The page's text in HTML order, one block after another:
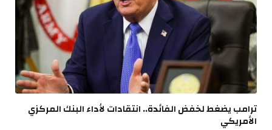
ترامب يضغط لخفض الفائدة.. انتقادات لأداء البنك المركزي
الأمريكي